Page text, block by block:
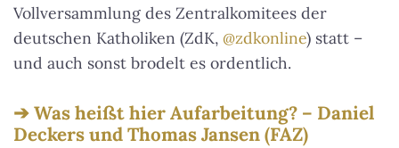
Vollversammlung des Zentralkomitees der
deutschen Katholiken (ZdK, @zdkonline) statt –
und auch sonst brodelt es ordentlich.
Was heißt hier Aufarbeitung? – Daniel
Deckers und Thomas Jansen (FAZ)